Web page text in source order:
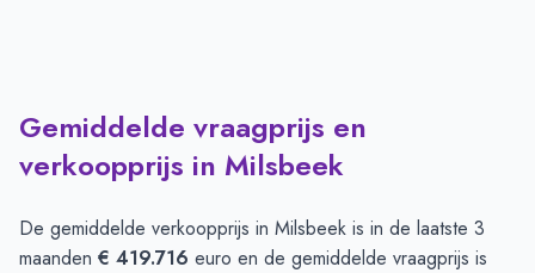
Gemiddelde vraagprijs en
verkoopprijs in Milsbeek
De gemiddelde verkoopprijs in Milsbeek is in de laatste 3
maanden € 419.716 euro en de gemiddelde vraagprijs is